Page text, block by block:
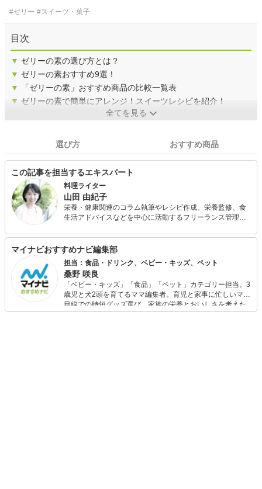
#ゼリー #スイーツ・菓子
目次
▼ ゼリーの素の選び方とは？
▼ ゼリーの素おすすめ9選！
▼
「ゼリーの素」おすすめ商品の比較一覧表
▼ ゼリーの素で簡単にアレンジ！スイーツレシピを紹介！
全てを見る
選び方 おすすめ商品
この記事を担当するエキスパート
料理ライター
山田 由紀子
栄養・健康関連のコラム執筆やレシピ作成、栄養監修、食
生活アドバイスなどを中心に活動するフリーランス管理栄
の献立作成、給食管理を行う。その後、病院で栄養管理、
栄養指導、調理などの業務に従事。在職中に管理栄養士免
許を取得。 出産を機にフリーに転向し、保健センターなど
で栄養指導・食事相談を行うほか、料理教室や発酵食づく
りのワークショップを主催。
マイナビおすすめナビ編集部
担当：食品・ドリンク、ベビー・キッズ、ペット
桑野 咲良
「ベビー・キッズ」「食品」「ペット」カテゴリー担当。3
歳児と犬2頭を育てるママ編集者。育児と家事に忙しいママ
目線での時短グッズ選び、家族の栄養とおいしさを考えた
食品選び、束の間のリラックスタイムを楽しむためのスイ